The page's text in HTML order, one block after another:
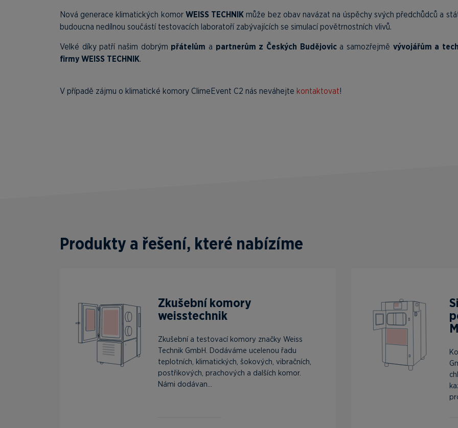
Nová generace klimatických komor WEISS TECHNIK může bez obav navázat na úspěchy svých předchůdců a
budoucna nedílnou součástí testovacích laboratoří zabývajících se simulací povětrnostních vlivů.
Velké díky patří našim dobrým přátelům a partnerům z Českých Budějovica samozřejmě vývojářům a
firmy WEISS TECHNIK.
V případě zájmu o klimatické komory ClimeEvent C2 nás neváhejte kontaktovat!
Produkty a řešení, které nabízíme
Zkušební komory
weisstechnik
Zkušební a testovací komory značky Weiss
Technik GmbH. Dodáváme ucelenou řadu
teplotních, klimatických, šokových, vibračních,
postřikových, prachových a dalších komor.
Námi dodávan...